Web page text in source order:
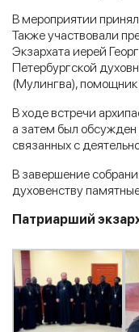
В мероприятии
Также участвовали
Экзархата иерей
Петербургской
(Мулингва), помощник
В ходе встречи
а затем был
связанных с
В завершение
духовенству
Патриарший